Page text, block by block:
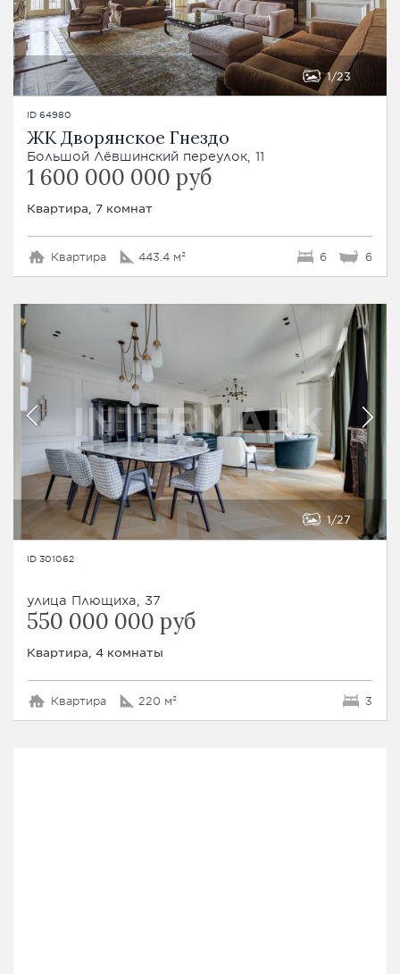
1 23
ID 64980
ЖК Дворянское Гнездо
Большой Лёвшинский переулок, 11
1 600 000 000 руб
Квартира, 7 комнат
Квартира 443.4 м² 6 6
1 27
ID 301062
улица Плющиха, 37
550 000 000 руб
Квартира, 4 комнаты
Квартира 220 м² 3